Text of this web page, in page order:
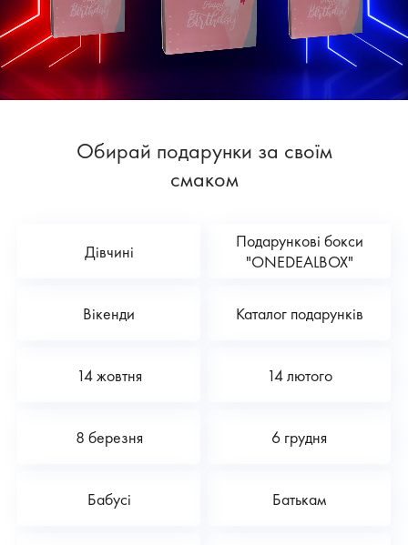
Обирай подарунки за своїм
смаком
Дівчині
Подарункові бокси
"ONEDEALBOX"
Вікенди Каталог подарунків
14 жовтня 14 лютого
8 березня 6 грудня
Бабусі Батькам